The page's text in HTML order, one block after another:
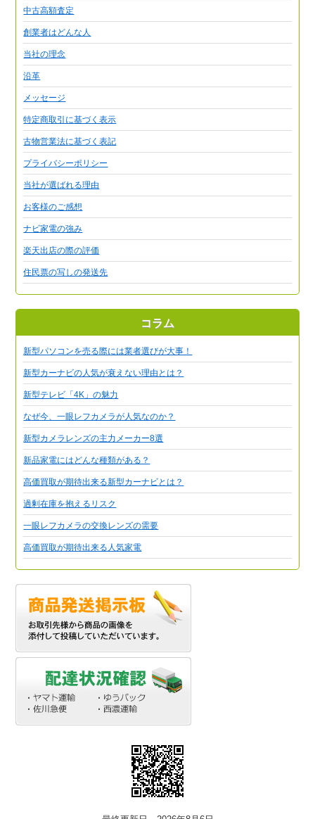
中古高額査定
創業者はどんな人
当社の理念
沿革
メッセージ
特定商取引に基づく表示
古物営業法に基づく表記
プライバシーポリシー
当社が選ばれる理由
お客様のご感想
ナビ家電の強み
楽天出店の際の評価
住民票の写しの発送先
コラム
新型パソコンを売る際には業者選びが大事！
新型カーナビの人気が衰えない理由とは？
新型テレビ「4K」の魅力
なぜ今、一眼レフカメラが人気なのか？
新型カメラレンズの主力メーカー8選
新品家電にはどんな種類がある？
高価買取が期待出来る新型カーナビとは？
過剰在庫を抱えるリスク
一眼レフカメラの交換レンズの需要
高価買取が期待出来る人気家電